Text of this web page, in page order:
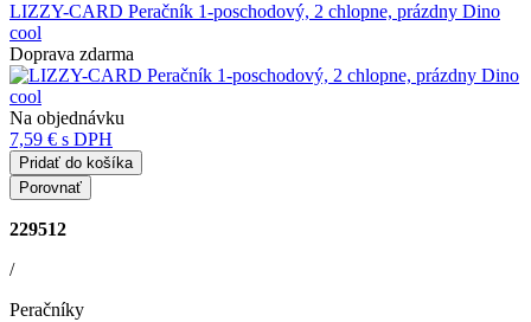
LIZZY-CARD Peračník 1-poschodový, 2 chlopne, prázdny Dino
cool
Doprava zdarma
Na objednávku
7,59 € s DPH
Pridať do košíka
Porovnať
229512
/
Peračníky